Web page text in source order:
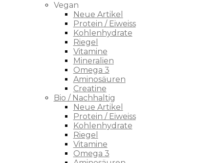
Vegan
Neue Artikel
Protein / Eiweiss
Kohlenhydrate
Riegel
Vitamine
Mineralien
Omega 3
Aminosäuren
Creatine
Bio / Nachhaltig
Neue Artikel
Protein / Eiweiss
Kohlenhydrate
Riegel
Vitamine
Omega 3